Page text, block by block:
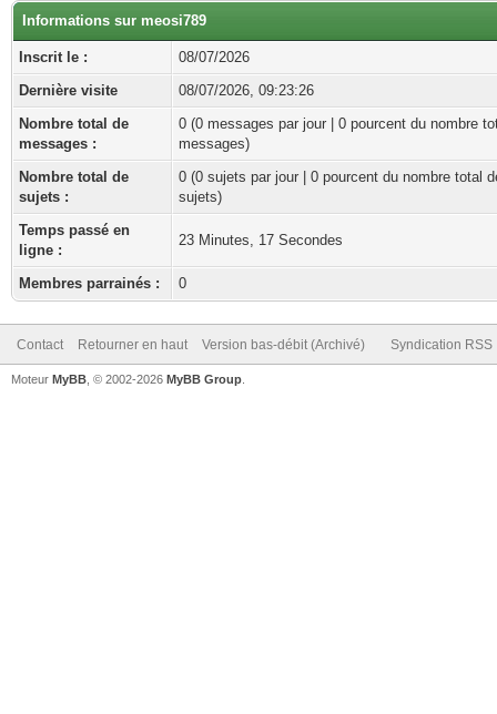
Informations sur meosi789
Inscrit le :
08/07/2026
Dernière visite
08/07/2026, 09:23:26
Nombre total de
messages :
0 (0 messages par jour | 0 pourcent du nombre
messages)
Nombre total de
sujets :
0 (0 sujets par jour | 0 pourcent du nombre total
sujets)
Temps passé en
ligne :
23 Minutes, 17 Secondes
Membres parrainés : 0
Contact Retourner en haut Version bas-débit (Archivé) Syndication RSS
Moteur MyBB , © 2002-2026 MyBB Group